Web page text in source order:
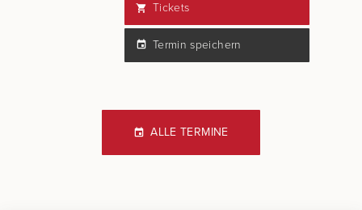
Tickets
Termin speichern
ALLE TERMINE